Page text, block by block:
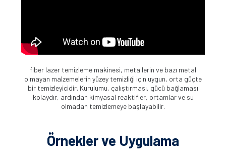
fiber lazer temizleme makinesi, metallerin ve bazı metal
olmayan malzemelerin yüzey temizliği için uygun, orta güçte
bir temizleyicidir. Kurulumu, çalıştırması, gücü bağlaması
kolaydır, ardından kimyasal reaktifler, ortamlar ve su
olmadan temizlemeye başlayabilir.
Örnekler ve Uygulama